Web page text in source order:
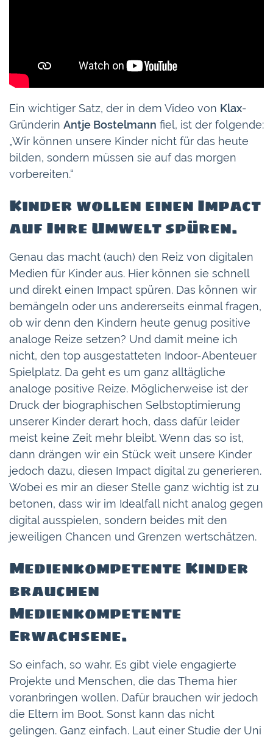
Ein wichtiger Satz, der in dem Video von Klax-
Gründerin Antje Bostelmann fiel, ist der folgende:
„Wir können unsere Kinder nicht für das heute
bilden, sondern müssen sie auf das morgen
vorbereiten.“
Kinder wollen einen Impact
auf Ihre Umwelt spüren.
Genau das macht (auch) den Reiz von digitalen
Medien für Kinder aus. Hier können sie schnell
und direkt einen Impact spüren. Das können wir
bemängeln oder uns andererseits einmal fragen,
ob wir denn den Kindern heute genug positive
analoge Reize setzen? Und damit meine ich
nicht, den top ausgestatteten Indoor-Abenteuer
Spielplatz. Da geht es um ganz alltägliche
analoge positive Reize. Möglicherweise ist der
Druck der biographischen Selbstoptimierung
unserer Kinder derart hoch, dass dafür leider
meist keine Zeit mehr bleibt. Wenn das so ist,
dann drängen wir ein Stück weit unsere Kinder
jedoch dazu, diesen Impact digital zu generieren.
Wobei es mir an dieser Stelle ganz wichtig ist zu
betonen, dass wir im Idealfall nicht analog gegen
digital ausspielen, sondern beides mit den
jeweiligen Chancen und Grenzen wertschätzen.
Medienkompetente Kinder
brauchen
Medienkompetente
Erwachsene.
So einfach, so wahr. Es gibt viele engagierte
Projekte und Menschen, die das Thema hier
voranbringen wollen. Dafür brauchen wir jedoch
die Eltern im Boot. Sonst kann das nicht
gelingen. Ganz einfach. Laut einer Studie der Uni